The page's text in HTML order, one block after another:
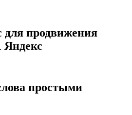
для продвижения
простыми